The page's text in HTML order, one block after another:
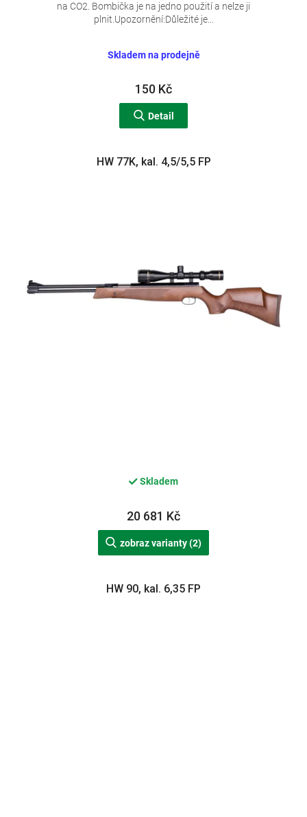
Skladem na prodejně
150 Kč
Detail
na CO2. Bombička je na jedno použití a nelze ji
plnit.Upozornění:Důležité je...
HW 77K, kal. 4,5/5,5 FP
Skladem
20 681 Kč
zobraz varianty (2)
HW 90, kal. 6,35 FP